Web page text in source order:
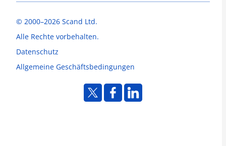
© 2000–2026 Scand Ltd.
Alle Rechte vorbehalten.
Datenschutz
Allgemeine Geschäftsbedingungen